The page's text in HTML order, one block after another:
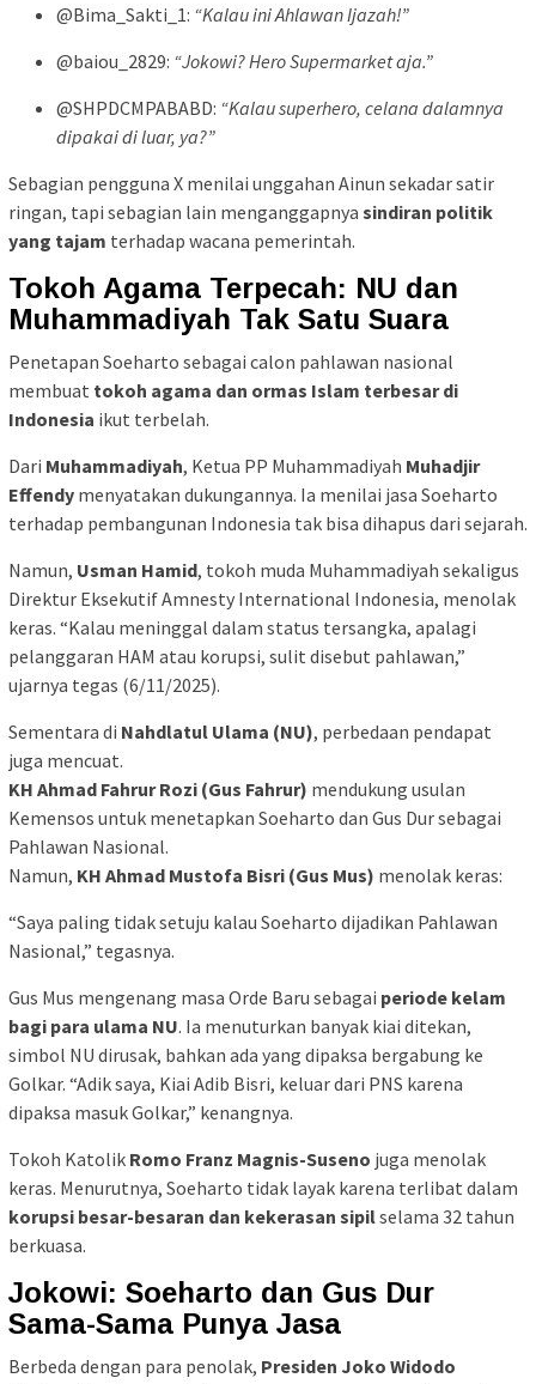
@Bima_Sakti_1: “Kalau ini Ahlawan Ijazah!”
@baiou_2829: “Jokowi? Hero Supermarket aja.”
@SHPDCMPABABD: “Kalau superhero, celana dalamnya
dipakai di luar, ya?”
Sebagian pengguna X menilai unggahan Ainun sekadar satir
ringan, tapi sebagian lain menganggapnya sindiran politik
yang tajam terhadap wacana pemerintah.
Tokoh Agama Terpecah: NU dan
Muhammadiyah Tak Satu Suara
Penetapan Soeharto sebagai calon pahlawan nasional
membuat tokoh agama dan ormas Islam terbesar di
Indonesia ikut terbelah.
Dari Muhammadiyah, Ketua PP Muhammadiyah Muhadjir
Effendy menyatakan dukungannya. Ia menilai jasa Soeharto
terhadap pembangunan Indonesia tak bisa dihapus dari sejarah.
Namun, Usman Hamid, tokoh muda Muhammadiyah sekaligus
Direktur Eksekutif Amnesty International Indonesia, menolak
keras. “Kalau meninggal dalam status tersangka, apalagi
pelanggaran HAM atau korupsi, sulit disebut pahlawan,”
ujarnya tegas (6/11/2025).
Sementara di Nahdlatul Ulama (NU), perbedaan pendapat
juga mencuat.
KH Ahmad Fahrur Rozi (Gus Fahrur) mendukung usulan
Kemensos untuk menetapkan Soeharto dan Gus Dur sebagai
Pahlawan Nasional.
Namun, KH Ahmad Mustofa Bisri (Gus Mus) menolak keras:
“Saya paling tidak setuju kalau Soeharto dijadikan Pahlawan
Nasional,” tegasnya.
Gus Mus mengenang masa Orde Baru sebagai periode kelam
bagi para ulama NU. Ia menuturkan banyak kiai ditekan,
simbol NU dirusak, bahkan ada yang dipaksa bergabung ke
Golkar. “Adik saya, Kiai Adib Bisri, keluar dari PNS karena
dipaksa masuk Golkar,” kenangnya.
Tokoh Katolik Romo Franz Magnis-Suseno juga menolak
keras. Menurutnya, Soeharto tidak layak karena terlibat dalam
korupsi besar-besaran dan kekerasan sipilselama 32 tahun
berkuasa.
Jokowi: Soeharto dan Gus Dur
Sama-Sama Punya Jasa
Berbeda dengan para penolak, Presiden Joko Widodo